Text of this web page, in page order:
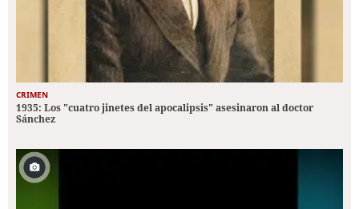
CRIMEN
1935: Los "cuatro jinetes del apocalipsis" asesinaron al doctor
Sánchez